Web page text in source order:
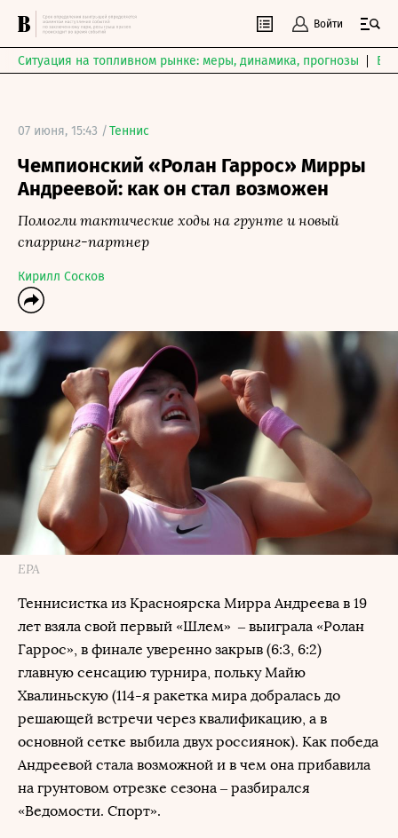
Войти
Ситуация на топливном рынке: меры, динамика, прогнозы
07 июня, 15:43 /Теннис
Чемпионский «Ролан Гаррос» Мирры
Андреевой: как он стал возможен
Помогли тактические ходы на грунте и новый
спарринг-партнер
Кирилл Сосков
EPA
Теннисистка из Красноярска Мирра Андреева в 19
лет взяла свой первый «Шлем» – выиграла «Ролан
Гаррос», в финале уверенно закрыв (6:3, 6:2)
главную сенсацию турнира, польку Майю
Хвалиньскую (114-я ракетка мира добралась до
решающей встречи через квалификацию, а в
основной сетке выбила двух россиянок). Как победа
Андреевой стала возможной и в чем она прибавила
на грунтовом отрезке сезона – разбирался
«Ведомости. Спорт».